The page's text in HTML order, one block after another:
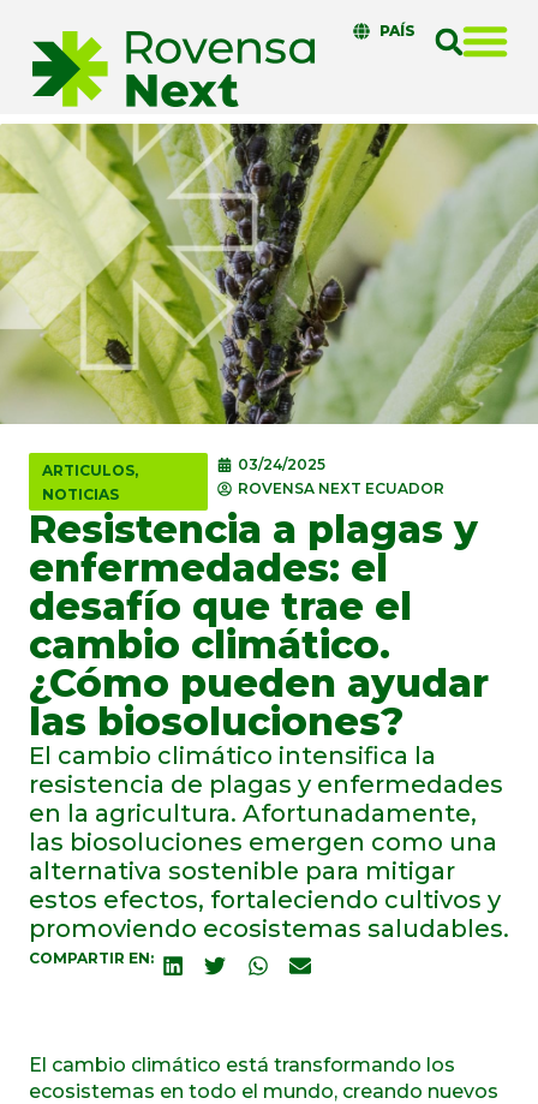
PAÍS
ARTICULOS,
NOTICIAS
03/24/2025
ROVENSA NEXT ECUADOR
Resistencia a plagas y
enfermedades: el
desafío que trae el
cambio climático.
¿Cómo pueden ayudar
las biosoluciones?
El cambio climático intensifica la
resistencia de plagas y enfermedades
en la agricultura. Afortunadamente,
las biosoluciones emergen como una
alternativa sostenible para mitigar
estos efectos, fortaleciendo cultivos y
promoviendo ecosistemas saludables.
COMPARTIR EN:
El cambio climático está transformando los
ecosistemas en todo el mundo, creando nuevos